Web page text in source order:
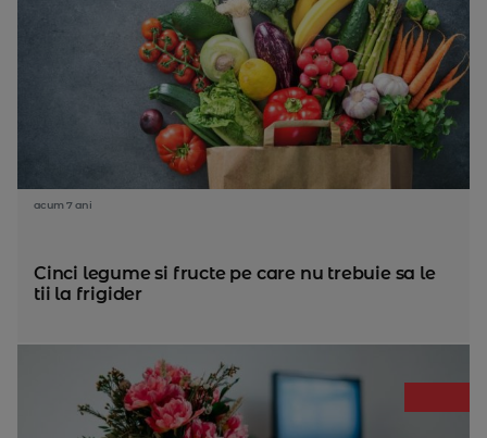
acum 7 ani
Cinci legume si fructe pe care nu trebuie sa le
tii la frigider